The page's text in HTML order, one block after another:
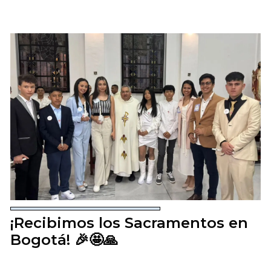
¡Recibimos los Sacramentos en
Bogotá! 🎉🤩🙏